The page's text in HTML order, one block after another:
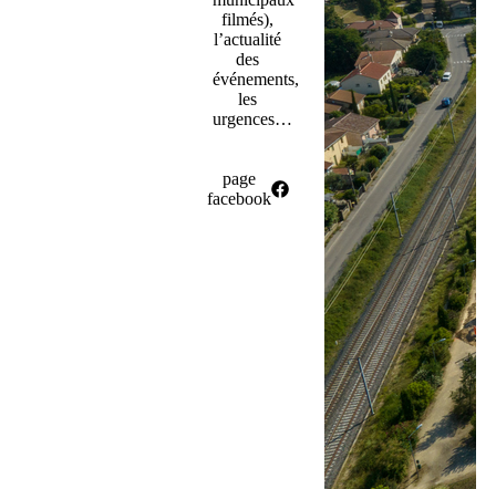
filmés),
l’actualité
des
événements,
les
urgences…
page
facebook